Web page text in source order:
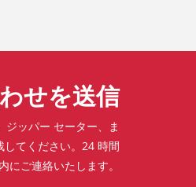
せを送信
ッパー セーター、ま
てください。24 時間
にご連絡いたします。